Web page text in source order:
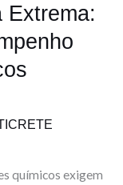
Extrema:
químicos exigem